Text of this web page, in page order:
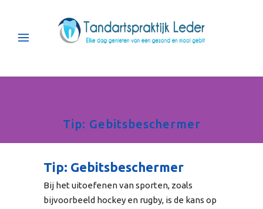
Tip: Gebitsbeschermer
Tip: Gebitsbeschermer
Bij het uitoefenen van sporten, zoals
bijvoorbeeld hockey en rugby, is de kans op